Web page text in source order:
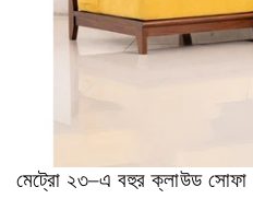
মেট্রো ২৩–এ বহুর ক্লাউড সোফা